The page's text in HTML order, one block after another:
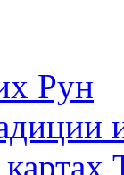
Рун